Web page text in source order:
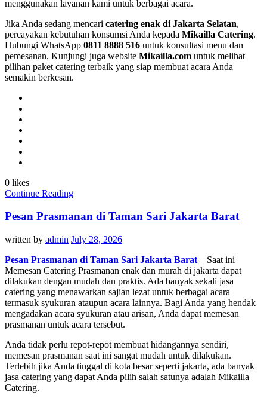
menggunakan layanan kami untuk berbagai acara.
Jika Anda sedang mencari catering enak di Jakarta Selatan,
percayakan kebutuhan konsumsi Anda kepada Mikailla Catering.
Hubungi WhatsApp 0811 8888 516 untuk konsultasi menu dan
pemesanan. Kunjungi juga website Mikailla.com untuk melihat
pilihan paket catering terbaik yang siap membuat acara Anda
semakin berkesan.
0 likes
Continue Reading
Pesan Prasmanan di Taman Sari Jakarta Barat
written by admin July 28, 2026
Pesan Prasmanan di Taman Sari Jakarta Barat – Saat ini
Memesan Catering Prasmanan enak dan murah di jakarta dapat
dilakukan dengan mudah dan praktis. Ada banyak sekali jasa
catering yang menawarkan sajian lezat untuk berbagai acara
termasuk syukuran ataupun acara lainnya. Bagi Anda yang hendak
mengadakan acara syukuran atau arisan, Anda dapat memesan
prasmanan untuk acara tersebut.
Anda tidak perlu repot-repot membuat hidangannya sendiri,
memesan prasmanan saat ini sangat mudah untuk dilakukan.
Terlebih jika Anda tinggal di kota besar seperti jakarta, ada banyak
jasa catering yang dapat Anda pilih salah satunya adalah Mikailla
Catering.